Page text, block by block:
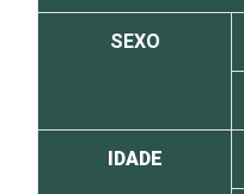
SEXO
IDADE